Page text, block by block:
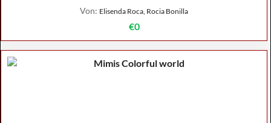
Von: Elisenda Roca, Rocia Bonilla
€0